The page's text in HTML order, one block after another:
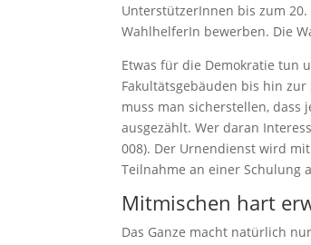
UnterstützerInnen bis zum
WahlhelferIn bewerben. Die
Etwas für die Demokratie tun
Fakultätsgebäuden bis hin
muss man sicherstellen, dass
ausgezählt. Wer daran
008). Der Urnendienst wird
Teilnahme an einer Schulung
Mitmischen hart
Das Ganze macht natürlich